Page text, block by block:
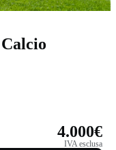
4.000€
IVA esclusa